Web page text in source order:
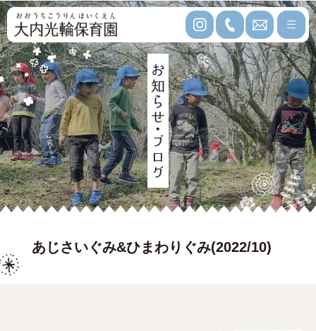
あじさいぐみ&ひまわりぐみ(2022/10)